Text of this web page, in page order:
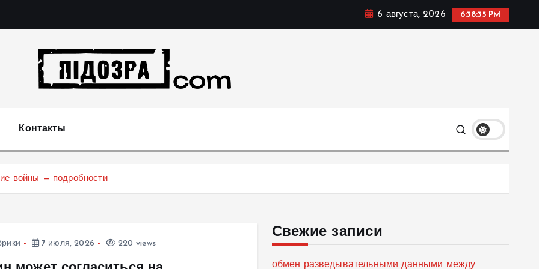
6 августа, 2026 6:38:36 PM
Контакты
войны — подробности
7 июля, 2026 220 views
Свежие записи
обмен разведывательными данными между